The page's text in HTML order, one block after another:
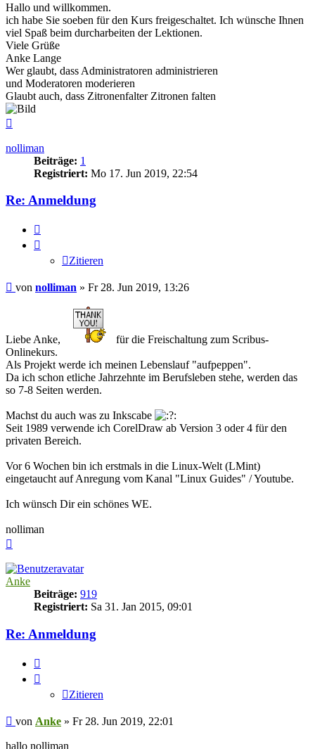
Hallo und willkommen.
ich habe Sie soeben für den Kurs freigeschaltet. Ich wünsche Ihnen
viel Spaß beim durcharbeiten der Lektionen.
Viele Grüße
Anke Lange
Wer glaubt, dass Administratoren administrieren
und Moderatoren moderieren
Glaubt auch, dass Zitronenfalter Zitronen falten
nolliman
Beiträge: 1
Registriert: Mo 17. Jun 2019, 22:54
Re: Anmeldung
Zitieren
Beitrag
von nolliman » Fr 28. Jun 2019, 13:26
Liebe Anke,
für die Freischaltung zum Scribus-
Onlinekurs.
Als Projekt werde ich meinen Lebenslauf "aufpeppen".
Da ich schon etliche Jahrzehnte im Berufsleben stehe, werden das
so 7-8 Seiten werden.
Machst du auch was zu Inkscabe
Seit 1989 verwende ich CorelDraw ab Version 3 oder 4 für den
privaten Bereich.
Vor 6 Wochen bin ich erstmals in die Linux-Welt (LMint)
eingetaucht auf Anregung vom Kanal "Linux Guides" / Youtube.
Ich wünsch Dir ein schönes WE.
nolliman
Anke
Beiträge: 919
Registriert: Sa 31. Jan 2015, 09:01
Re: Anmeldung
Zitieren
Beitrag
von Anke » Fr 28. Jun 2019, 22:01
hallo nolliman